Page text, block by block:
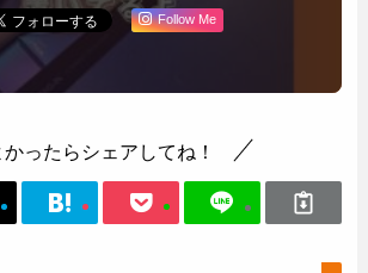
Follow Me
かったらシェアしてね！